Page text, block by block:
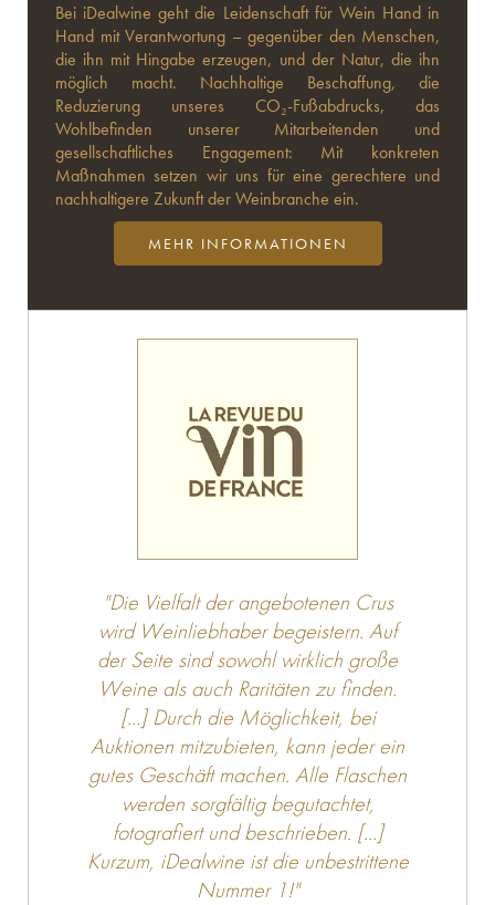
Bei iDealwine geht die Leidenschaft für Wein Hand in
Hand mit Verantwortung – gegenüber den Menschen,
die ihn mit Hingabe erzeugen, und der Natur, die ihn
möglich macht. Nachhaltige Beschaffung, die
Reduzierung unseres CO₂-Fußabdrucks, das
Wohlbefinden unserer Mitarbeitenden und
gesellschaftliches Engagement: Mit konkreten
Maßnahmen setzen wir uns für eine gerechtere und
nachhaltigere Zukunft der Weinbranche ein.
MEHR INFORMATIONEN
"Die Vielfalt der angebotenen Crus
wird Weinliebhaber begeistern. Auf
der Seite sind sowohl wirklich große
Weine als auch Raritäten zu finden.
[…] Durch die Möglichkeit, bei
Auktionen mitzubieten, kann jeder ein
gutes Geschäft machen. Alle Flaschen
werden sorgfältig begutachtet,
fotografiert und beschrieben. […]
Kurzum, iDealwine ist die unbestrittene
Nummer 1!"